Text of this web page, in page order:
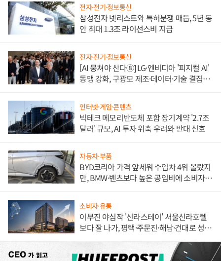
전자·전기·정보통신
삼성전자 넷리스트와 특허분쟁 매듭, 5년 동
안 최대 1.3조 라이선스비 지급
전자·전기·정보통신
[AI 뭉쳐야 산다⑧] LG·엔비디아 '피지컬 AI'
동맹 강화, 구광모 제조·데이터·기술 결집
인터넷·게임·콘텐츠
빅테크 메모리반도체 포함 장기계약 '2.7조
달러' 규모, AI 투자 위축 우려와 반대 신호
자동차·부품
BYD코리아 가격 앞세워 수입차 4위 올랐지
만, BMW·벤츠보다 높은 공임비에 소비자
소비자·유통
이부진 야심작 '신라스테이' 서울신라호텔
보다 잘 나가, 평택·주문진·해남·건대로 성